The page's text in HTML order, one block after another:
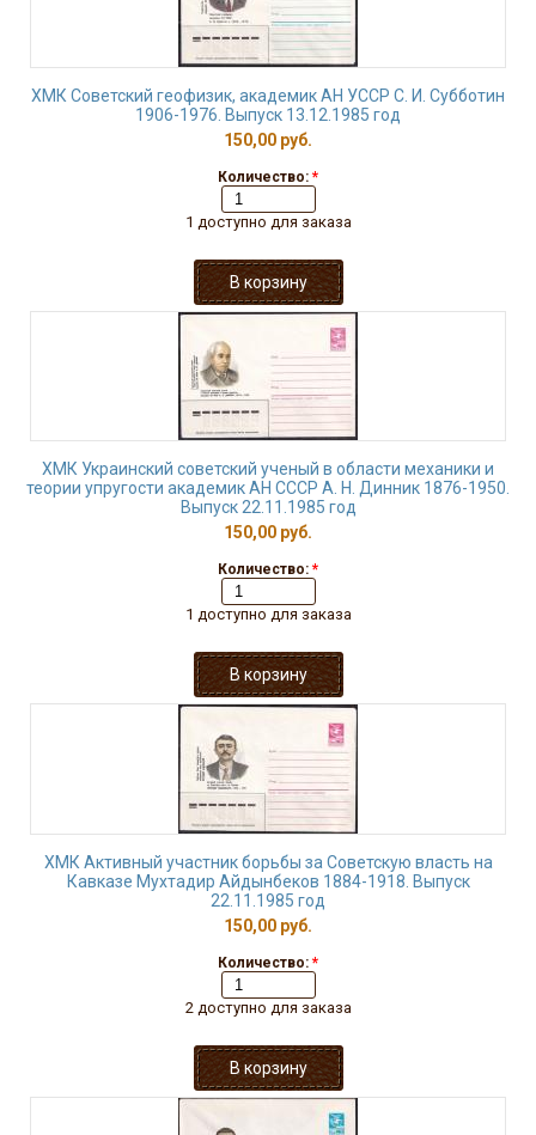
ХМК Советский геофизик, академик АН УССР С. И. Субботин
1906-1976. Выпуск 13.12.1985 год
150,00 руб.
Количество: *
1 доступно для заказа
ХМК Украинский советский ученый в области механики и
теории упругости академик АН СССР А. Н. Динник 1876-1950.
Выпуск 22.11.1985 год
150,00 руб.
Количество: *
1 доступно для заказа
ХМК Активный участник борьбы за Советскую власть на
Кавказе Мухтадир Айдынбеков 1884-1918. Выпуск
22.11.1985 год
150,00 руб.
Количество: *
2 доступно для заказа